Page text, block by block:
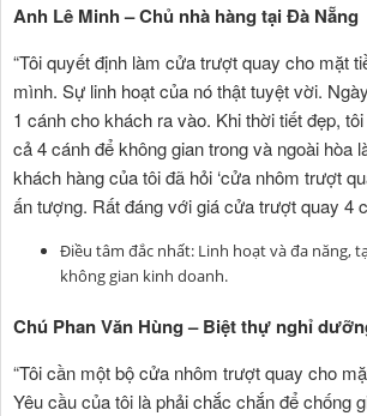
Anh Lê Minh – Chủ nhà hàng tại Đà Nẵng
“Tôi quyết định làm cửa trượt quay cho mặt
mình. Sự linh hoạt của nó thật tuyệt vời.
1 cánh cho khách ra vào. Khi thời tiết đẹp,
cả 4 cánh để không gian trong và ngoài hòa
khách hàng của tôi đã hỏi ‘cửa nhôm trượt
ấn tượng. Rất đáng với giá cửa trượt quay 4
Điều tâm đắc nhất: Linh hoạt và đa năng,
không gian kinh doanh.
Chú Phan Văn Hùng – Biệt thự nghỉ
“Tôi cần một bộ cửa nhôm trượt quay cho
Yêu cầu của tôi là phải chắc chắn để chống